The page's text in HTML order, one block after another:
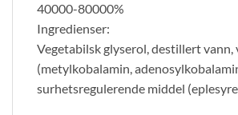
40000-80000%
Ingredienser:
Vegetabilsk glyserol, destillert vann,
(metylkobalamin,
surhetsregulerende middel